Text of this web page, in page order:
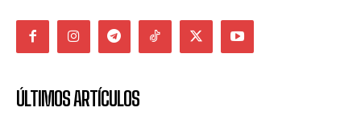
ÚLTIMOS ARTÍCULOS